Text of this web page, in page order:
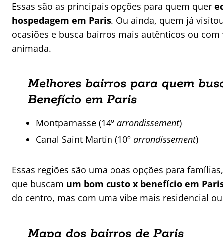
Essas são as principais opções para quem quer
hospedagem em Paris. Ou ainda, quem já
ocasiões e busca bairros mais autênticos ou
animada.
Melhores bairros para quem
Benefício em Paris
Montparnasse (14º arrondissement)
Canal Saint Martin (10º arrondissement)
Essas regiões são uma boas opções para
que buscam um bom custo x benefício em
do centro, mas com uma vibe mais residencial
Mapa dos bairros de Paris